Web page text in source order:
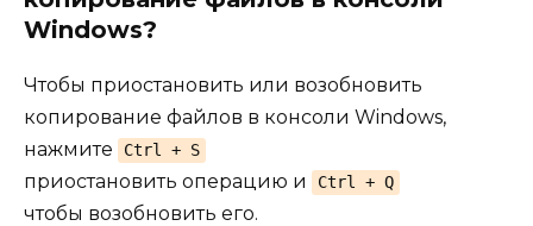
Windows?
Чтобы приостановить или возобновить
копирование файлов в консоли Windows,
нажмите
Ctrl + S
приостановить операцию и Ctrl + Q
чтобы возобновить его.